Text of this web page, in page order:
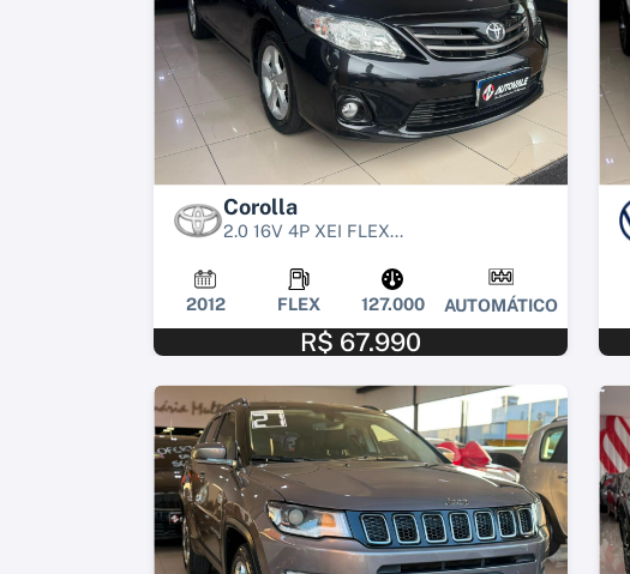
Corolla
2.0 16V 4P XEI FLEX...
2012 FLEX 127.000 AUTOMÁTICO
R$ 67.990